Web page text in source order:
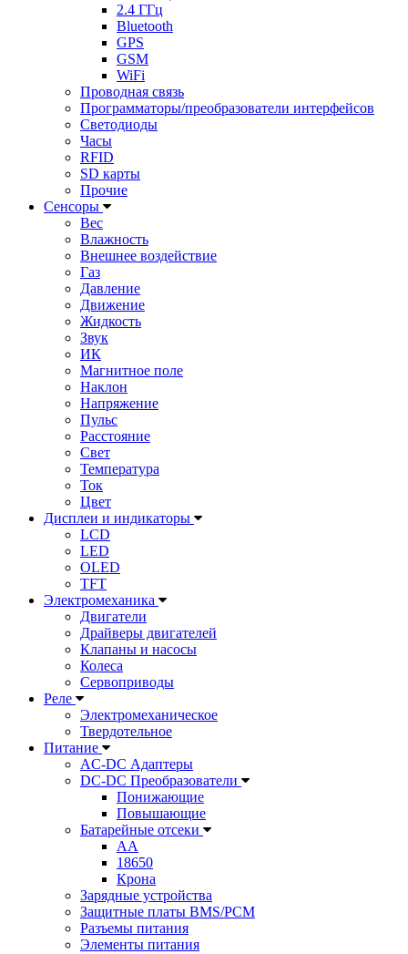
2.4 ГГц
Bluetooth
GPS
GSM
WiFi
Проводная связь
Программаторы/преобразователи интерфейсов
Светодиоды
Часы
RFID
SD карты
Прочие
Сенсоры
Вес
Влажность
Внешнее воздействие
Газ
Давление
Движение
Жидкость
Звук
ИК
Магнитное поле
Наклон
Напряжение
Пульс
Расстояние
Свет
Температура
Ток
Цвет
Дисплеи и индикаторы
LCD
LED
OLED
TFT
Электромеханика
Двигатели
Драйверы двигателей
Клапаны и насосы
Колеса
Сервоприводы
Реле
Электромеханическое
Твердотельное
Питание
AC-DC Адаптеры
DC-DC Преобразователи
Понижающие
Повышающие
Батарейные отсеки
AA
18650
Крона
Зарядные устройства
Защитные платы BMS/PCM
Разъемы питания
Элементы питания